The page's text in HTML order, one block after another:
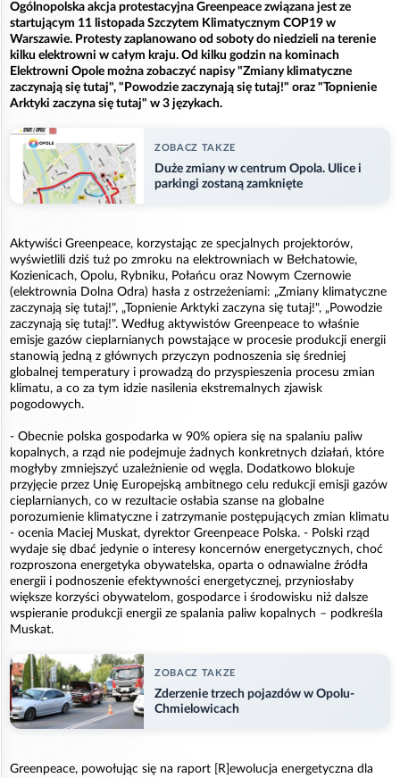
Ogólnopolska akcja protestacyjna Greenpeace związana jest ze
startującym 11 listopada Szczytem Klimatycznym COP19 w
Warszawie. Protesty zaplanowano od soboty do niedzieli na terenie
kilku elektrowni w całym kraju. Od kilku godzin na kominach
Elektrowni Opole można zobaczyć napisy "Zmiany klimatyczne
zaczynają się tutaj", "Powodzie zaczynają się tutaj!" oraz "Topnienie
Arktyki zaczyna się tutaj" w 3 językach.
ZOBACZ TAKZE
Duże zmiany w centrum Opola. Ulice i
parkingi zostaną zamknięte
Aktywiści Greenpeace, korzystając ze specjalnych projektorów,
wyświetlili dziś tuż po zmroku na elektrowniach w Bełchatowie,
Kozienicach, Opolu, Rybniku, Połańcu oraz Nowym Czernowie
(elektrownia Dolna Odra) hasła z ostrzeżeniami: „Zmiany klimatyczne
zaczynają się tutaj!", „Topnienie Arktyki zaczyna się tutaj!", „Powodzie
zaczynają się tutaj!". Według aktywistów Greenpeace to właśnie
emisje gazów cieplarnianych powstające w procesie produkcji energii
stanowią jedną z głównych przyczyn podnoszenia się średniej
globalnej temperatury i prowadzą do przyspieszenia procesu zmian
klimatu, a co za tym idzie nasilenia ekstremalnych zjawisk
pogodowych.
- Obecnie polska gospodarka w 90% opiera się na spalaniu paliw
kopalnych, a rząd nie podejmuje żadnych konkretnych działań, które
mogłyby zmniejszyć uzależnienie od węgla. Dodatkowo blokuje
przyjęcie przez Unię Europejską ambitnego celu redukcji emisji gazów
cieplarnianych, co w rezultacie osłabia szanse na globalne
porozumienie klimatyczne i zatrzymanie postępujących zmian klimatu
- ocenia Maciej Muskat, dyrektor Greenpeace Polska. - Polski rząd
wydaje się dbać jedynie o interesy koncernów energetycznych, choć
rozproszona energetyka obywatelska, oparta o odnawialne źródła
energii i podnoszenie efektywności energetycznej, przyniosłaby
większe korzyści obywatelom, gospodarce i środowisku niż dalsze
wspieranie produkcji energii ze spalania paliw kopalnych – podkreśla
Muskat.
ZOBACZ TAKZE
Zderzenie trzech pojazdów w Opolu-
Chmielowicach
Greenpeace, powołując się na raport [R]ewolucja energetyczna dla